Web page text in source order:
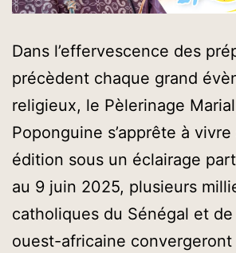
Dans l’effervescence des
précèdent chaque grand
religieux, le Pèlerinage
Poponguine s’apprête à vivre
édition sous un éclairage
au 9 juin 2025, plusieurs
catholiques du Sénégal et
ouest-africaine convergeront